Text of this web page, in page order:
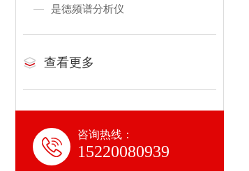
是德频谱分析仪
查看更多
咨询热线：
15220080939